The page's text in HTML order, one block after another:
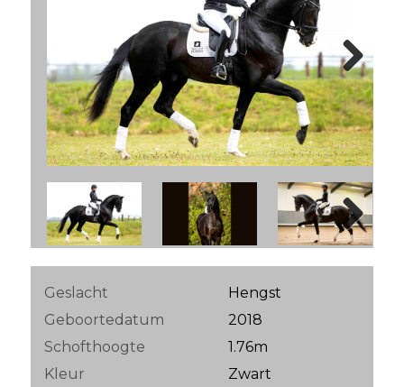
Next
Geslacht
Hengst
Geboortedatum
2018
Schofthoogte
1.76m
Kleur
Zwart